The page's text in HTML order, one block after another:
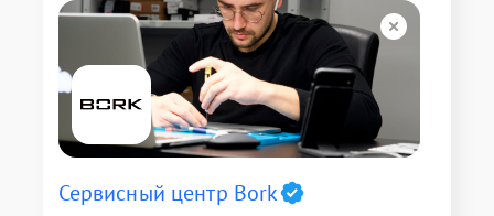
Сервисный центр Bork